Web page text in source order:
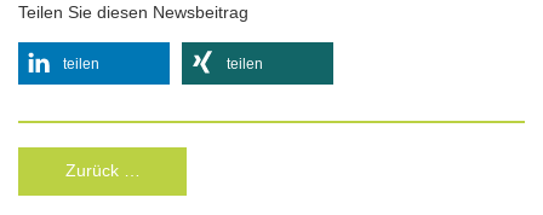
Teilen Sie diesen Newsbeitrag
teilen teilen
Zurück …